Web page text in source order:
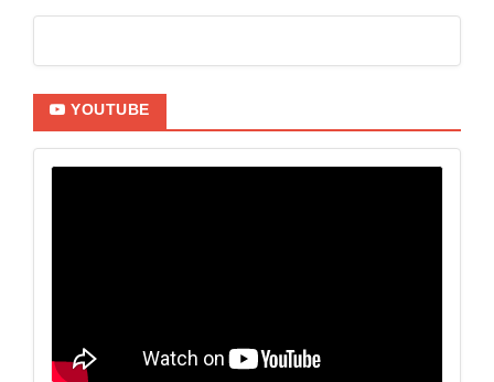
YOUTUBE